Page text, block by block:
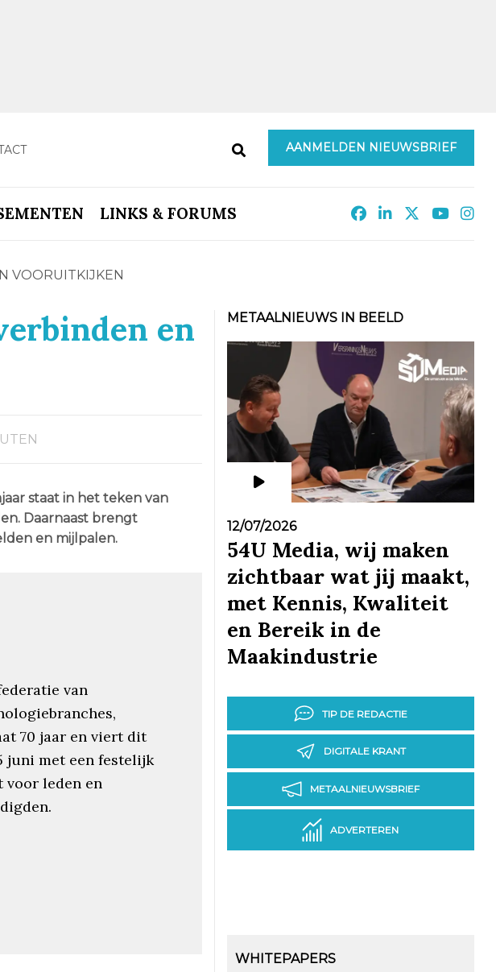
AANMELDEN NIEUWSBRIEF
LINKS & FORUMS
VOORUITKIJKEN
en
staat in het teken van
Daarnaast brengt
en mijlpalen.
van
70 jaar en viert dit
juni met een festelijk
voor leden en
METAALNIEUWS IN BEELD
12/07/2026
54U Media, wij maken
zichtbaar wat jij maakt,
met Kennis, Kwaliteit
en Bereik in de
Maakindustrie
TIP DE REDACTIE
DIGITALE KRANT
METAALNIEUWSBRIEF
ADVERTEREN
WHITEPAPERS